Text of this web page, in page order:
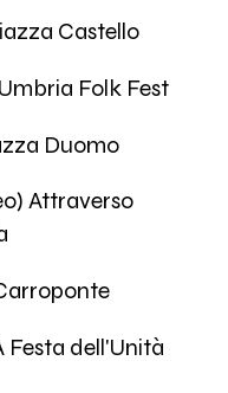
Castello
Folk Fest
Duomo
Attraverso
Festa dell'Unità